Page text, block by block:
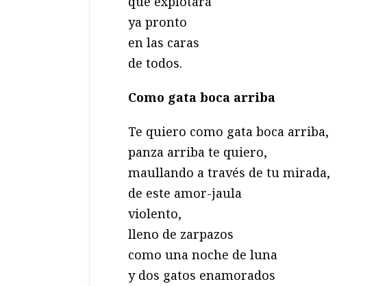
ya pronto
en las caras
de todos.
Como gata boca arriba
Te quiero como gata boca arriba,
panza arriba te quiero,
maullando a través de tu mirada,
de este amor-jaula
violento,
lleno de zarpazos
como una noche de luna
y dos gatos enamorados